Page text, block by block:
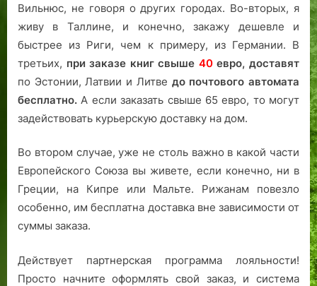
Вильнюс, не говоря о других городах. Во-вторых, я
живу в Таллине, и конечно, закажу дешевле и
быстрее из Риги, чем к примеру, из Германии. В
третьих, при заказе книг свыше 40евро, доставят
по Эстонии, Латвии и Литве до почтового автомата
бесплатно. А если заказать свыше 65 евро, то могут
задействовать курьерскую доставку на дом.
Во втором случае, уже не столь важно в какой части
Европейского Союза вы живете, если конечно, ни в
Греции, на Кипре или Мальте. Рижанам повезло
особенно, им бесплатна доставка вне зависимости от
суммы заказа.
Действует партнерская программа лояльности!
Просто начните оформлять свой заказ, и система